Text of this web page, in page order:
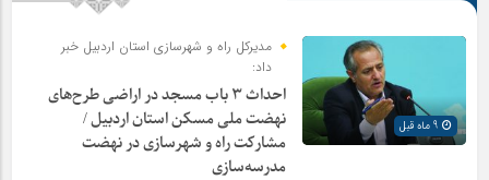
مدیرکل راه و شهرسازی استان اردبیل خبر
داد:
احداث ۳ باب مسجد در اراضی طرح‌های
نهضت ملی مسکن استان اردبیل /
مشارکت راه و شهرسازی در نهضت
مدرسه‌سازی